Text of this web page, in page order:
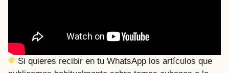
Si quieres recibir en tu WhatsApp los artículos que